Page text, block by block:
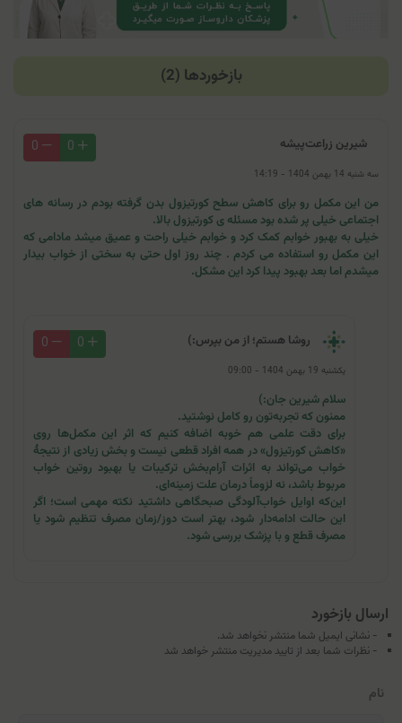
بازخوردها (2)
شیرین زراعت‌پیشه 0
0
سه شنبه 14 بهمن 1404 - 14:19
من این مکمل رو برای کاهش سطح کورتیزول بدن گرفته بودم در رسانه های
اجتماعی خیلی پر شده بود مسئله ی کورتیزول بالا.
خیلی به بهبور خوابم کمک کرد و خوابم خیلی راحت و عمیق میشد مادامی که
این مکمل رو استفاده می کردم . چند روز اول حتی به سختی از خواب بیدار
میشدم اما بعد بهبود پیدا کرد این مشکل.
روشا هستم؛ از من بپرس:) 0
0
یکشنبه 19 بهمن 1404 - 09:00
سلام شیرین جان:)
ممنون که تجربه‌تون رو کامل نوشتید.
برای دقت علمی هم خوبه اضافه کنیم که اثر این مکمل‌ها روی
«کاهش کورتیزول» در همه افراد قطعی نیست و بخش زیادی از نتیجهٔ
خواب می‌تواند به اثرات آرام‌بخش ترکیبات یا بهبود روتین خواب
مربوط باشد، نه لزوماً درمان علت زمینه‌ای.
این‌که اوایل خواب‌آلودگی صبحگاهی داشتید نکته مهمی است؛ اگر
این حالت ادامه‌دار شود، بهتر است دوز/زمان مصرف تنظیم شود یا
مصرف قطع و با پزشک بررسی شود.
ارسال بازخورد
- نشانی ایمیل شما منتشر نخواهد شد.
- نظرات شما بعد از تایید مدیریت منتشر خواهد شد
نام